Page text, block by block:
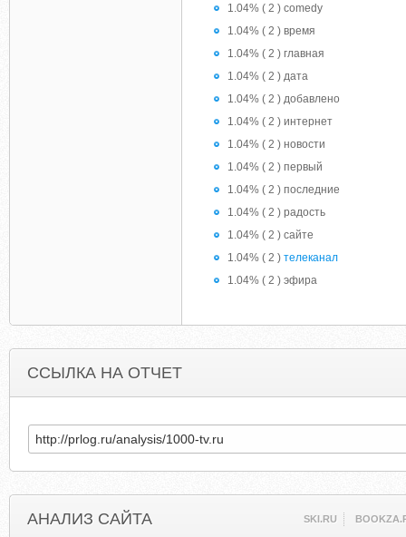
1.04% ( 2 ) comedy
1.04% ( 2 ) время
1.04% ( 2 ) главная
1.04% ( 2 ) дата
1.04% ( 2 ) добавлено
1.04% ( 2 ) интернет
1.04% ( 2 ) новости
1.04% ( 2 ) первый
1.04% ( 2 ) последние
1.04% ( 2 ) радость
1.04% ( 2 ) сайте
1.04% ( 2 ) телеканал
1.04% ( 2 ) эфира
ССЫЛКА НА ОТЧЕТ
АНАЛИЗ САЙТА SKI.RU